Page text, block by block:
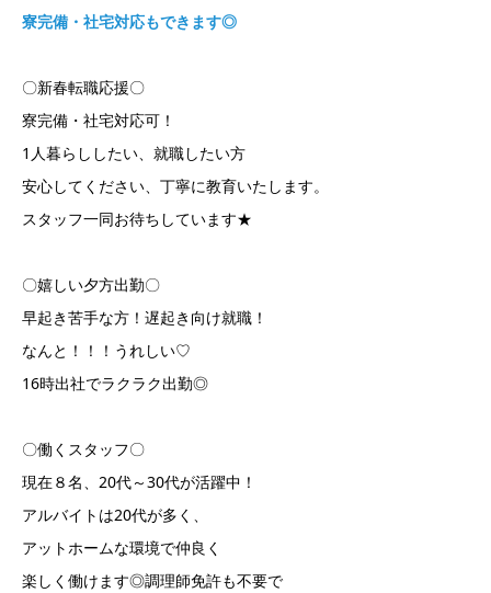
寮完備・社宅対応もできます◎
〇新春転職応援〇
寮完備・社宅対応可！
1人暮らししたい、就職したい方
安心してください、丁寧に教育いたします。
スタッフ一同お待ちしています★
〇嬉しい夕方出勤〇
早起き苦手な方！遅起き向け就職！
なんと！！！うれしい♡
16時出社でラクラク出勤◎
〇働くスタッフ〇
現在８名、20代～30代が活躍中！
アルバイトは20代が多く、
アットホームな環境で仲良く
楽しく働けます◎調理師免許も不要で